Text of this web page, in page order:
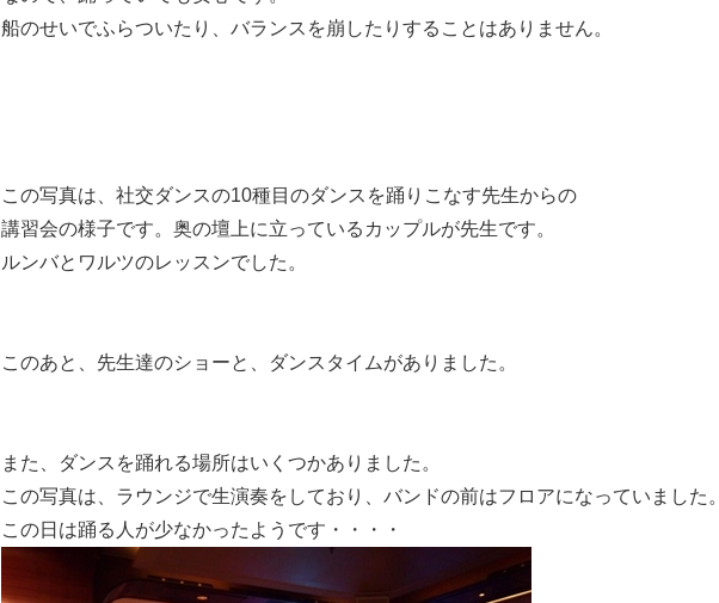
船のせいでふらついたり、バランスを崩したりすることはありません。
この写真は、社交ダンスの10種目のダンスを踊りこなす先生からの
講習会の様子です。奥の壇上に立っているカップルが先生です。
ルンバとワルツのレッスンでした。
このあと、先生達のショーと、ダンスタイムがありました。
また、ダンスを踊れる場所はいくつかありました。
この写真は、ラウンジで生演奏をしており、バンドの前はフロアになっていました。
この日は踊る人が少なかったようです・・・・